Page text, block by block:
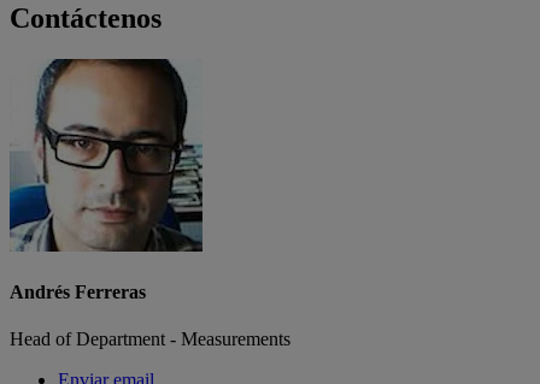
Contáctenos
Andrés Ferreras
Head of Department - Measurements